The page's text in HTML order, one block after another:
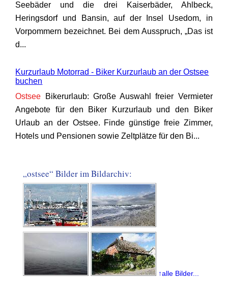
Seebäder und die drei Kaiserbäder, Ahlbeck,
Heringsdorf und Bansin, auf der Insel Usedom, in
Vorpommern bezeichnet. Bei dem Ausspruch, „Das ist
d...
Kurzurlaub Motorrad - Biker Kurzurlaub an der Ostsee
buchen
Ostsee Bikerurlaub: Große Auswahl freier Vermieter
Angebote für den Biker Kurzurlaub und den Biker
Urlaub an der Ostsee. Finde günstige freie Zimmer,
Hotels und Pensionen sowie Zeltplätze für den Bi...
„ostsee“ Bilder im Bildarchiv:
↑alle Bilder...